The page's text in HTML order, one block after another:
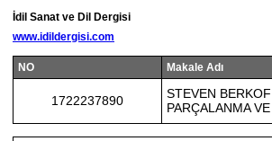
İdil Sanat ve Dil Dergisi
www.idildergisi.com
NO Makale Adı
1722237890
STEVEN
PARÇALANMA